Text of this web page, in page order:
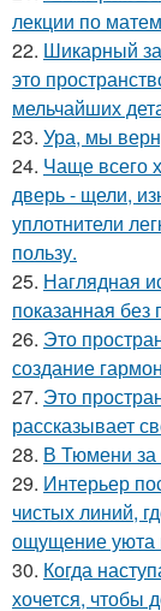
лекции по
22. Шикарный
это
мельчайших
23. Ура, мы
24. Чаще всего
дверь - щели,
уплотнители
пользу.
25. Наглядная
показанная
26. Это
создание
27. Это
рассказывает
28. В Тюмени за
29. Интерьер
чистых линий,
ощущение уюта
30. Когда
хочется, чтобы